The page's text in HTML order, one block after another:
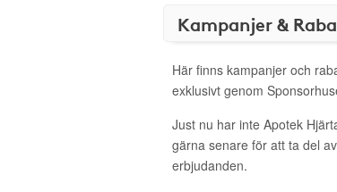
Kampanjer &
Här finns kampanjer och
exklusivt genom
Just nu har inte Apotek
gärna senare för att ta del
erbjudanden.